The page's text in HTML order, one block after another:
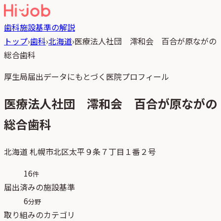
歯科施設基準の解説
トップ›歯科›北海道›医療法人社団 澪和会 百合が原ながの
総合歯科
厚生局届出データにもとづく医院プロフィール
医療法人社団 澪和会 百合が原ながの
総合歯科
北海道札幌市北区太平９条７丁目１番２号
16件
届出済みの施設基準
6分野
取り組みのカテゴリ